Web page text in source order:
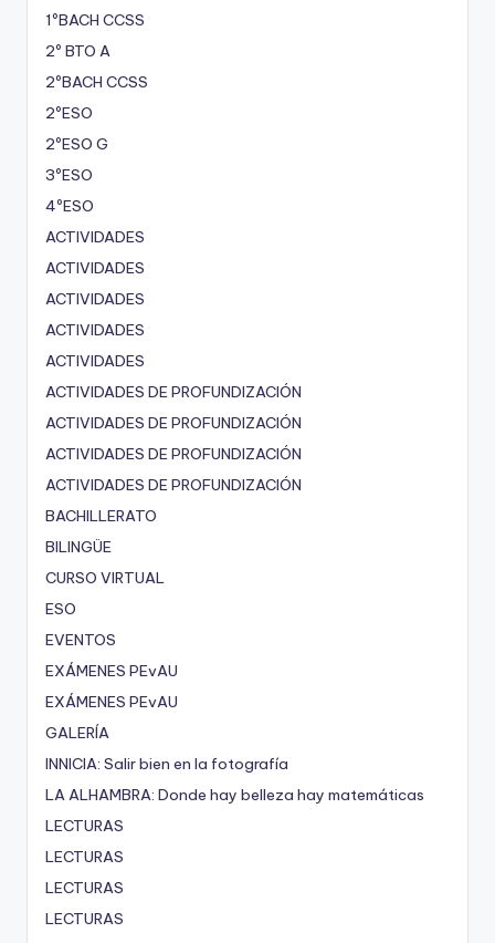
1ºBACH CCSS
2º BTO A
2ºBACH CCSS
2ºESO
2ºESO G
3ºESO
4ºESO
ACTIVIDADES
ACTIVIDADES
ACTIVIDADES
ACTIVIDADES
ACTIVIDADES
ACTIVIDADES DE PROFUNDIZACIÓN
ACTIVIDADES DE PROFUNDIZACIÓN
ACTIVIDADES DE PROFUNDIZACIÓN
ACTIVIDADES DE PROFUNDIZACIÓN
BACHILLERATO
BILINGÜE
CURSO VIRTUAL
ESO
EVENTOS
EXÁMENES PEvAU
EXÁMENES PEvAU
GALERÍA
INNICIA: Salir bien en la fotografía
LA ALHAMBRA: Donde hay belleza hay matemáticas
LECTURAS
LECTURAS
LECTURAS
LECTURAS